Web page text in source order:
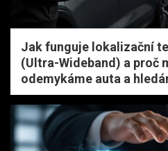
Jak funguje lokalizační
(Ultra-Wideband) a proč
odemykáme auta a